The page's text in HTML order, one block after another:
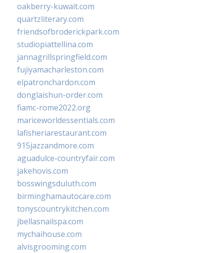
oakberry-kuwait.com
quartzliterary.com
friendsofbroderickpark.com
studiopiattellina.com
jannagrillspringfield.com
fujiyamacharleston.com
elpatronchardon.com
donglaishun-order.com
fiamc-rome2022.org
mariceworldessentials.com
lafisheriarestaurant.com
915jazzandmore.com
aguadulce-countryfair.com
jakehovis.com
bosswingsduluth.com
birminghamautocare.com
tonyscountrykitchen.com
jbellasnailspa.com
mychaihouse.com
alvisgrooming.com